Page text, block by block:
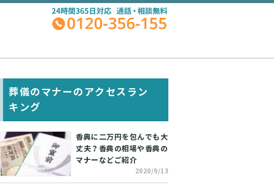
葬儀のマナーのアクセスラン
キング
香典に二万円を包んでも大
丈夫？香典の相場や香典の
マナーなどご紹介
2020/9/13